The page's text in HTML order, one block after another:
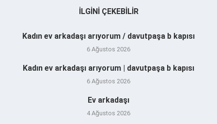
İLGINI ÇEKEBILIR
Kadın ev arkadaşı arıyorum / davutpaşa b kapısı
6 Ağustos 2026
Kadın ev arkadaşı arıyorum | davutpaşa b kapısı
6 Ağustos 2026
Ev arkadaşı
4 Ağustos 2026